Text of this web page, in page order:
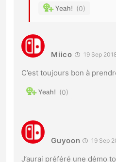
0
Miico 19 Sep
C’est toujours bon à
0
Guyoon 19 Sep
J’aurai préféré une démo